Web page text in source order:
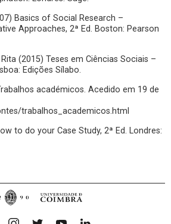
Basics of Social Research –
Approaches, 2ª Ed. Boston: Pearson
(2015) Teses em Ciências Sociais –
Edições Sílabo.
académicos. Acedido em 19 de
trabalhos_academicos.html
to do your Case Study, 2ª Ed. Londres: